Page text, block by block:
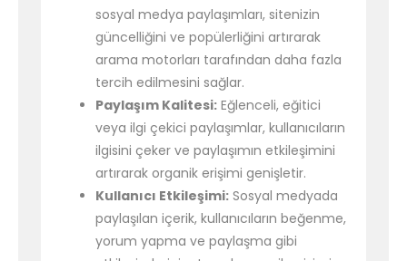
sosyal medya paylaşımları, sitenizin
güncelliğini ve popülerliğini artırarak
arama motorları tarafından daha fazla
tercih edilmesini sağlar.
Paylaşım Kalitesi: Eğlenceli, eğitici
veya ilgi çekici paylaşımlar, kullanıcıların
ilgisini çeker ve paylaşımın etkileşimini
artırarak organik erişimi genişletir.
Kullanıcı Etkileşimi: Sosyal medyada
paylaşılan içerik, kullanıcıların beğenme,
yorum yapma ve paylaşma gibi